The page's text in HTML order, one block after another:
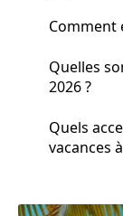
Comment
Quelles
2026 ?
Quels
vacances